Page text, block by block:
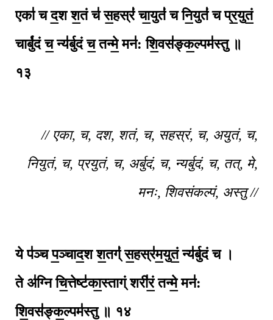
एका॑ च द॒श श॒तं च॑ स॒हस्रं॑ चा॒युतं॑ चनि॒युतं॑ च प्र॒युतं॒
चार्बु॑दं च॒ न्य॑र्बुदं च॒ तन्मे॒ मन॑: शि॒वस॑ङ्क॒ल्पम॑स्तु ॥
१३
// एका, च, दश, शतं, च, सहस्रं, च, अयुतं, च,
नियुतं, च, प्रयुतं, च, अर्बुदं, च, न्यर्बुदं, च, तत्, मे,
मनः, शिवसंकल्पं, अस्तु //
ये प॑ञ्च प॒ञ्चाद॒श श॒तग्ं॑ स॒हस्र॑म॒युतं॒ न्य॑र्बुदं च ।
ते अ॑ग्नि चि॒त्तेष्ट॑का॒स्ताग्ं शरी॑रं॒ तन्मे॒ मन॑:
शि॒वस॑ङ्क॒ल्पम॑स्तु ॥ १४